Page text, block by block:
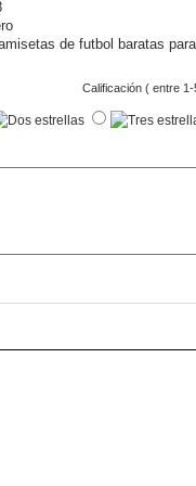
de futbol baratas
Calificación ( entre